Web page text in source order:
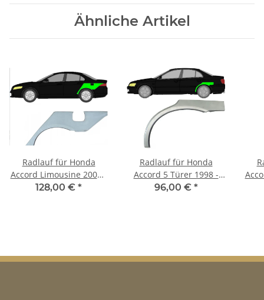
Ähnliche Artikel
Radlauf für Honda
Accord Limousine 2002 -
2008 links
128,00 € *
Radlauf für Honda
Accord 5 Türer 1998 -
2002 links
96,00 € *